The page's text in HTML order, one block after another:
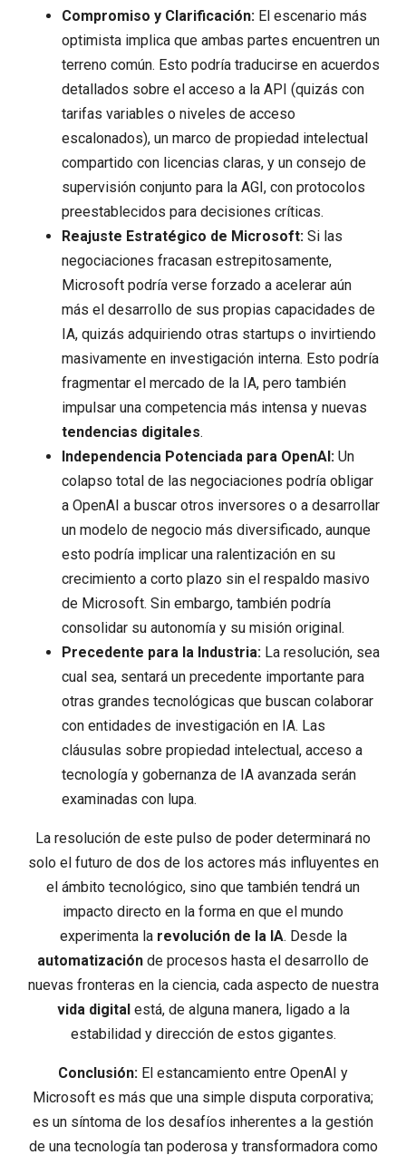
Compromiso y Clarificación: El escenario más
optimista implica que ambas partes encuentren un
terreno común. Esto podría traducirse en acuerdos
detallados sobre el acceso a la API (quizás con
tarifas variables o niveles de acceso
escalonados), un marco de propiedad intelectual
compartido con licencias claras, y un consejo de
supervisión conjunto para la AGI, con protocolos
preestablecidos para decisiones críticas.
Reajuste Estratégico de Microsoft: Si las
negociaciones fracasan estrepitosamente,
Microsoft podría verse forzado a acelerar aún
más el desarrollo de sus propias capacidades de
IA, quizás adquiriendo otras startups o invirtiendo
masivamente en investigación interna. Esto podría
fragmentar el mercado de la IA, pero también
impulsar una competencia más intensa y nuevas
tendencias digitales.
Independencia Potenciada para OpenAI: Un
colapso total de las negociaciones podría obligar
a OpenAI a buscar otros inversores o a desarrollar
un modelo de negocio más diversificado, aunque
esto podría implicar una ralentización en su
crecimiento a corto plazo sin el respaldo masivo
de Microsoft. Sin embargo, también podría
consolidar su autonomía y su misión original.
Precedente para la Industria: La resolución, sea
cual sea, sentará un precedente importante para
otras grandes tecnológicas que buscan colaborar
con entidades de investigación en IA. Las
cláusulas sobre propiedad intelectual, acceso a
tecnología y gobernanza de IA avanzada serán
examinadas con lupa.
La resolución de este pulso de poder determinará no
solo el futuro de dos de los actores más influyentes en
el ámbito tecnológico, sino que también tendrá un
impacto directo en la forma en que el mundo
experimenta la revolución de la IA. Desde la
automatización de procesos hasta el desarrollo de
nuevas fronteras en la ciencia, cada aspecto de nuestra
vida digital está, de alguna manera, ligado a la
estabilidad y dirección de estos gigantes.
Conclusión: El estancamiento entre OpenAI y
Microsoft es más que una simple disputa corporativa;
es un síntoma de los desafíos inherentes a la gestión
de una tecnología tan poderosa y transformadora como